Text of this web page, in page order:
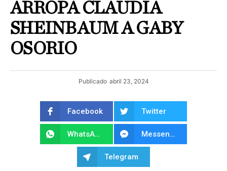
ARROPA CLAUDIA
SHEINBAUM A GABY
OSORIO
Publicado abril 23, 2024
Facebook Twitter
WhatsApp Messenger
Telegram